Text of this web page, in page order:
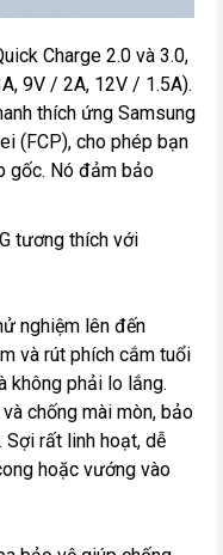
Charge 2.0 và 3.0,
9V / 2A, 12V / 1.5A).
thích ứng Samsung
(FCP), cho phép bạn
gốc. Nó đảm bảo
tương thích với
nghiệm lên đến
và rút phích cắm tuổi
không phải lo lắng.
chống mài mòn, bảo
Sợi rất linh hoạt, dễ
hoặc vướng vào